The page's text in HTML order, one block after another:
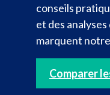
conseils
et des
marquent
Comparer